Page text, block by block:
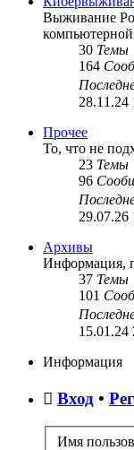
Выживание
30 Темы
164
28.11.24
Прочее
То, что не
23 Темы
96
29.07.26
Архивы
Информация,
37 Темы
101
15.01.24
Информация
Вход •
Имя